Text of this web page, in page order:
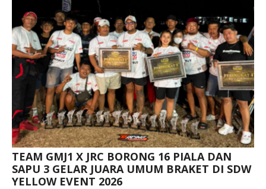
TEAM GMJ1 X JRC BORONG 16 PIALA DAN
SAPU 3 GELAR JUARA UMUM BRAKET DI SDW
YELLOW EVENT 2026